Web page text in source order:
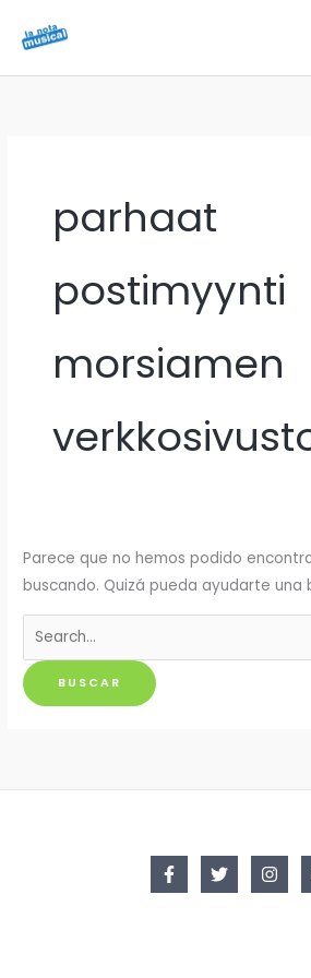
parhaat
postimyynti
morsiamen
Parece que no hemos podido
buscando. Quizá pueda ayudarte una
Buscar
por: